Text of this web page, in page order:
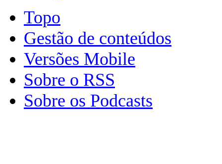
Topo
Gestão de conteúdos
Versões Mobile
Sobre o RSS
Sobre os Podcasts